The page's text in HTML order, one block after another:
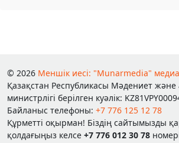
© 2026 Меншік иесі: "Munarmedia"
Қазақстан Республикасы Мәдениет және
министрлігі берілген куәлік:
Байланыс телефоны: +7 776 125 12 78
Құрметті оқырман! Біздің сайтымызды
қолдағыңыз келсе +7 776 012 30 78